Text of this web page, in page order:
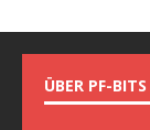
ÜBER PF-BITS